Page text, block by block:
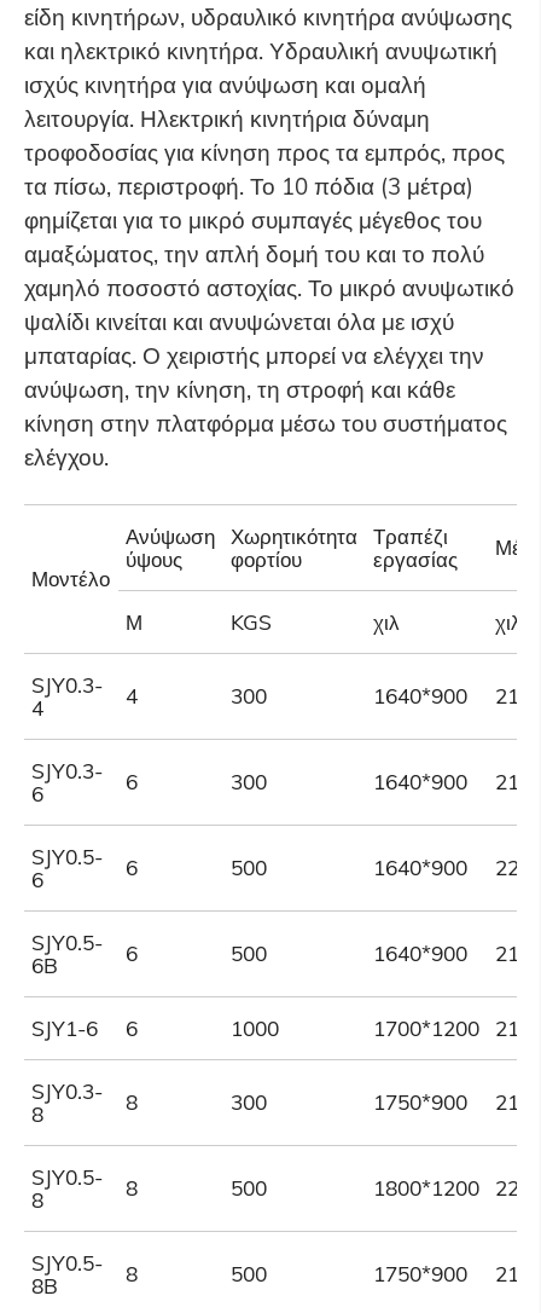
είδη κινητήρων, υδραυλικό κινητήρα ανύψωσης
και ηλεκτρικό κινητήρα. Υδραυλική ανυψωτική
ισχύς κινητήρα για ανύψωση και ομαλή
λειτουργία. Ηλεκτρική κινητήρια δύναμη
τροφοδοσίας για κίνηση προς τα εμπρός, προς
τα πίσω, περιστροφή. Το 10 πόδια (3 μέτρα)
φημίζεται για το μικρό συμπαγές μέγεθος του
αμαξώματος, την απλή δομή του και το πολύ
χαμηλό ποσοστό αστοχίας. Το μικρό ανυψωτικό
ψαλίδι κινείται και ανυψώνεται όλα με ισχύ
μπαταρίας. Ο χειριστής μπορεί να ελέγχει την
ανύψωση, την κίνηση, τη στροφή και κάθε
κίνηση στην πλατφόρμα μέσω του συστήματος
ελέγχου.
Μοντέλο
Ανύψωση
ύψους
Χωρητικότητα
φορτίου
Τραπέζι
εργασίας
Μ KGS χιλ χιλ
SJY0.3-
4
4 300 1640*900
SJY0.3-
6
6 300 1640*900
SJY0.5-
6
6 500 1640*900
SJY0.5-
6B
6 500 1640*900
SJY1-6 6 1000 1700*1200
SJY0.3-
8
8 300 1750*900
SJY0.5-
8
8 500 1800*1200
SJY0.5-
8B
8 500 1750*900